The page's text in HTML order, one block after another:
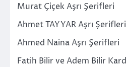
Murat Çiçek Aşrı Şerifleri
Ahmet TAYYAR Aşrı Şerifleri
Ahmed Naina Aşrı Şerifleri
Fatih Bilir ve Adem Bilir